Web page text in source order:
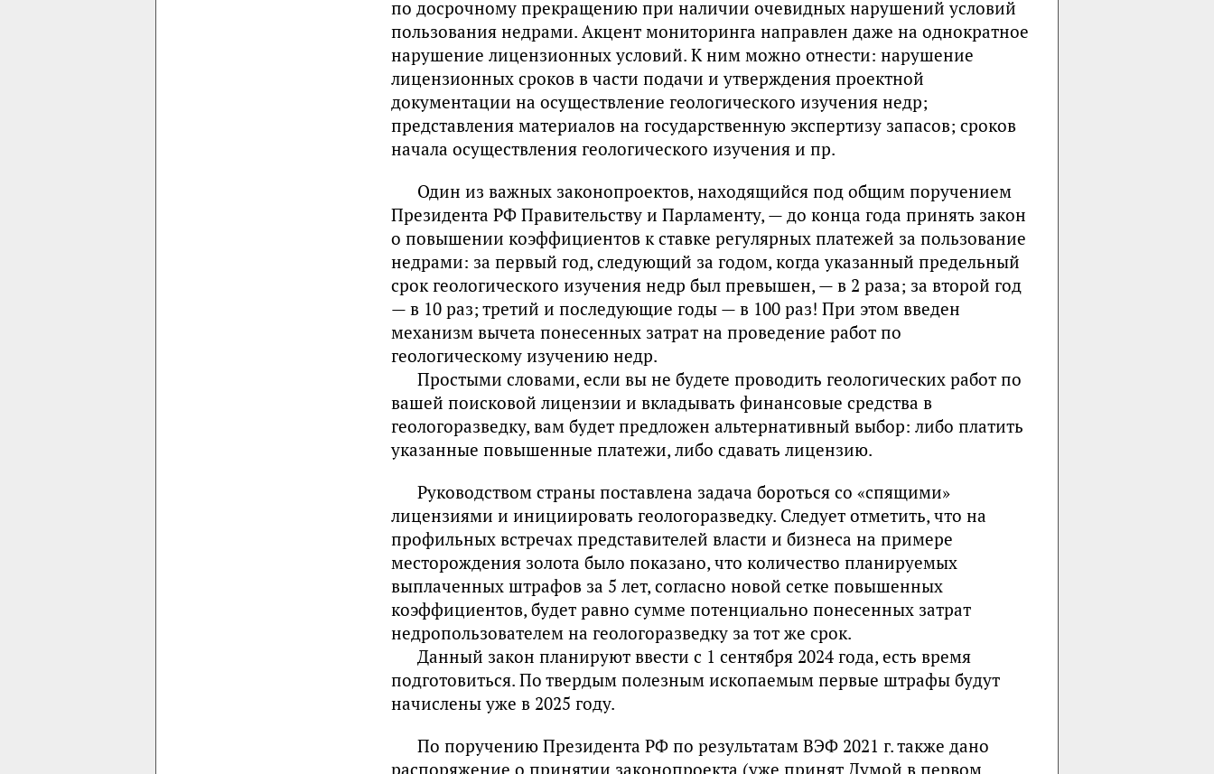
по досрочному прекращению при наличии очевидных нарушений условий
пользования недрами. Акцент мониторинга направлен даже на однократное
нарушение лицензионных условий. К ним можно отнести: нарушение
лицензионных сроков в части подачи и утверждения проектной
документации на осуществление геологического изучения недр;
представления материалов на государственную экспертизу запасов; сроков
начала осуществления геологического изучения и пр.
Один из важных законопроектов, находящийся под общим поручением
Президента РФ Правительству и Парламенту, — до конца года принять закон
о повышении коэффициентов к ставке регулярных платежей за пользование
недрами: за первый год, следующий за годом, когда указанный предельный
срок геологического изучения недр был превышен, — в 2 раза; за второй год
— в 10 раз; третий и последующие годы — в 100 раз! При этом введен
механизм вычета понесенных затрат на проведение работ по
геологическому изучению недр.
Простыми словами, если вы не будете проводить геологических работ по
вашей поисковой лицензии и вкладывать финансовые средства в
геологоразведку, вам будет предложен альтернативный выбор: либо платить
указанные повышенные платежи, либо сдавать лицензию.
Руководством страны поставлена задача бороться со «спящими»
лицензиями и инициировать геологоразведку. Следует отметить, что на
профильных встречах представителей власти и бизнеса на примере
месторождения золота было показано, что количество планируемых
выплаченных штрафов за 5 лет, согласно новой сетке повышенных
коэффициентов, будет равно сумме потенциально понесенных затрат
недропользователем на геологоразведку за тот же срок.
Данный закон планируют ввести с 1 сентября 2024 года, есть время
подготовиться. По твердым полезным ископаемым первые штрафы будут
начислены уже в 2025 году.
По поручению Президента РФ по результатам ВЭФ 2021 г. также дано
распоряжение о принятии законопроекта (уже принят Думой в первом